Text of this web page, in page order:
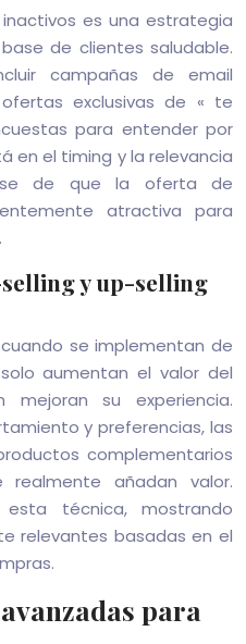
es una estrategia
de clientes saludable.
campañas de email
exclusivas de « te
para entender por
en el timing y la relevancia
de que la oferta de
atractiva para
y up-selling
se implementan de
aumentan el valor del
su experiencia.
y preferencias, las
complementarios
realmente añadan valor.
técnica, mostrando
relevantes basadas en el
para